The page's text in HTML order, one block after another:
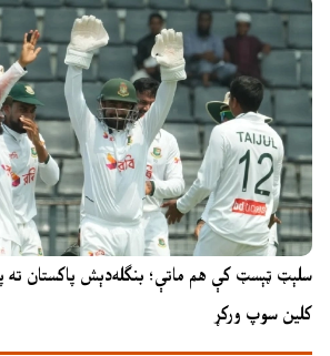
سلېټ ټېسټ کې هم ماتې؛ بنګله‌دېش پاکستان ته
کلین سوپ ورکړ